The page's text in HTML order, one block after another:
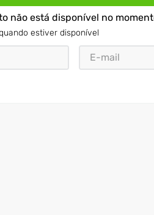
não está disponível no
estiver disponível